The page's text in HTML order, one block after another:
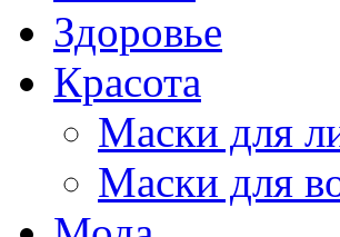
Здоровье
Красота
Маски для
Маски для